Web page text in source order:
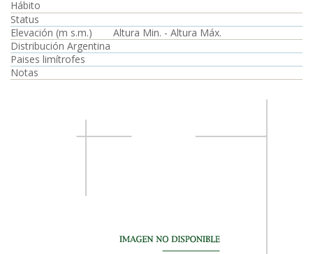
Hábito
Status
Elevación (m s.m.)
Altura Min. - Altura Máx.
Distribución Argentina
Paises limítrofes
Notas